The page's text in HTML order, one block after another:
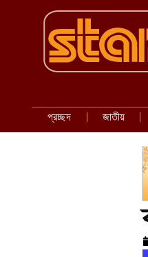
প্রচ্ছদ জাতীয়